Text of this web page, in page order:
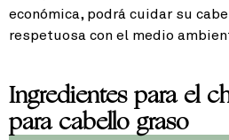
económica, podrá cuidar su
respetuosa con el medio
Ingredientes para el
para cabello graso